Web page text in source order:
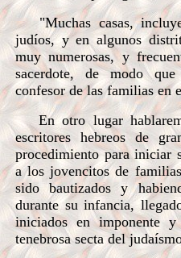
"Muchas casas,
judíos, y en algunos
muy numerosas, y
sacerdote, de modo
confesor de las familias
En otro lugar
escritores hebreos de
procedimiento para iniciar
a los jovencitos de
sido bautizados y
durante su infancia,
iniciados en imponente
tenebrosa secta del